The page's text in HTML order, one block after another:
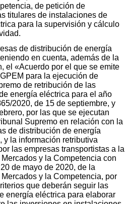
de petición de
titulares de instalaciones de
para la supervisión y cálculo
de distribución de energía
en cuenta, además de la
el «Acuerdo por el que se emite
para la ejecución de
de retribución de las
energía eléctrica para el año
2020, de 15 de septiembre, y
por las que se ejecutan
Supremo en relación con la
de distribución de energía
y la información retributiva
las empresas transportistas a la
y la Competencia con
de mayo de 2020, de la
y la Competencia, por
que deberán seguir las
energía eléctrica para elaborar